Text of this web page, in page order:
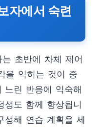
자에서 숙련
초반에 차체 제어
을 익히는 것이 중
느린 반응에 익숙해
성도 함께 향상됩니
성해 연습 계획을 세